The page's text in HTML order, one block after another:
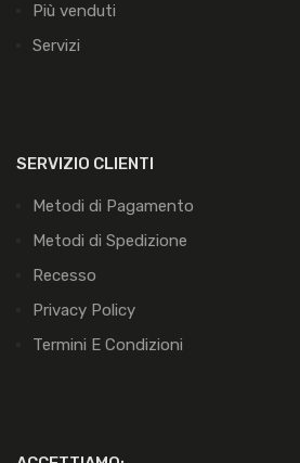
Più venduti
Servizi
SERVIZIO CLIENTI
Metodi di Pagamento
Metodi di Spedizione
Recesso
Privacy Policy
Termini E Condizioni